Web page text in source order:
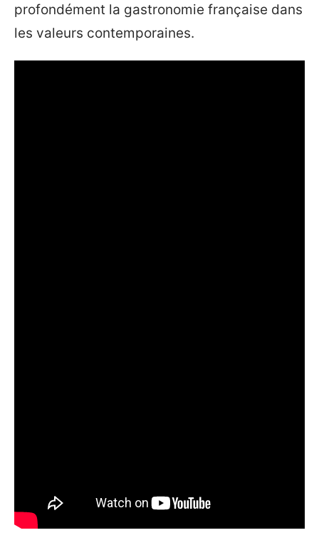
profondément la gastronomie française dans
les valeurs contemporaines.